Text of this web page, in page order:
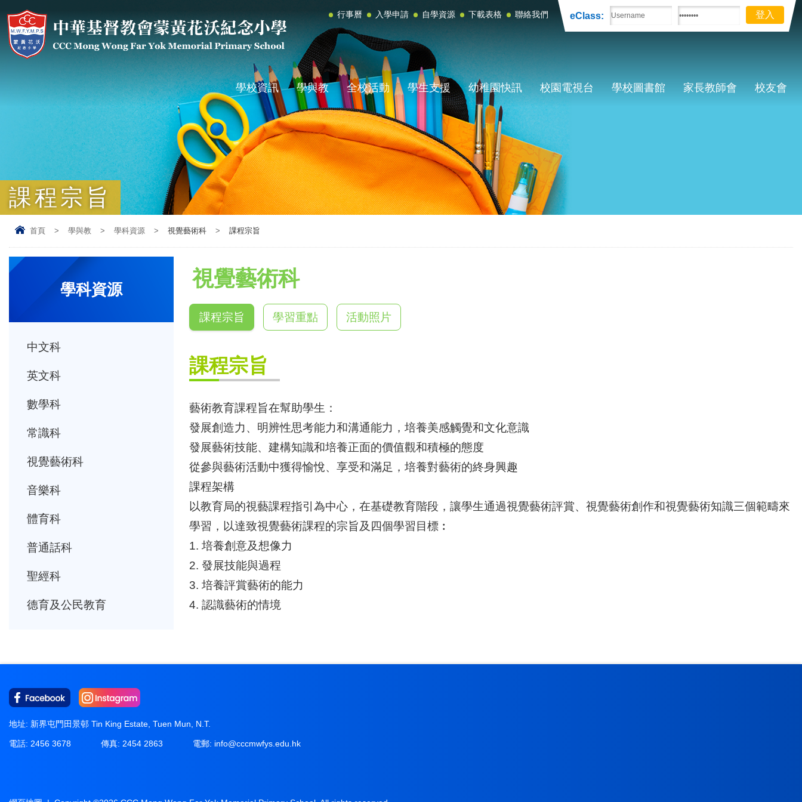
eClass:
行事曆 入學申請 自學資源 下載表格 聯絡我們
學校資訊 學與教 全校活動 學生支援 幼稚園快訊 校園電視台 學校圖書館 家長教師會 校友會
課程宗旨
首頁 > 學與教 > 學科資源 > 視覺藝術科 > 課程宗旨
視覺藝術科
課程宗旨 學習重點 活動照片
課程宗旨
藝術教育課程旨在幫助學生：
發展創造力、明辨性思考能力和溝通能力，培養美感觸覺和文化意識
發展藝術技能、建構知識和培養正面的價值觀和積極的態度
從參與藝術活動中獲得愉悅、享受和滿足，培養對藝術的終身興趣
課程架構
以教育局的視藝課程指引為中心，在基礎教育階段，讓學生通過視覺藝術評賞、視覺藝術創作和視覺藝術知識三個範疇來
學習，以達致視覺藝術課程的宗旨及四個學習目標︰
1. 培養創意及想像力
2. 發展技能與過程
3. 培養評賞藝術的能力
4. 認識藝術的情境
學科資源
中文科
英文科
數學科
常識科
視覺藝術科
音樂科
體育科
普通話科
聖經科
德育及公民教育
地址: 新界屯門田景邨 Tin King Estate, Tuen Mun, N.T.
電話: 2456 3678 傳真: 2454 2863 電郵: info@cccmwfys.edu.hk